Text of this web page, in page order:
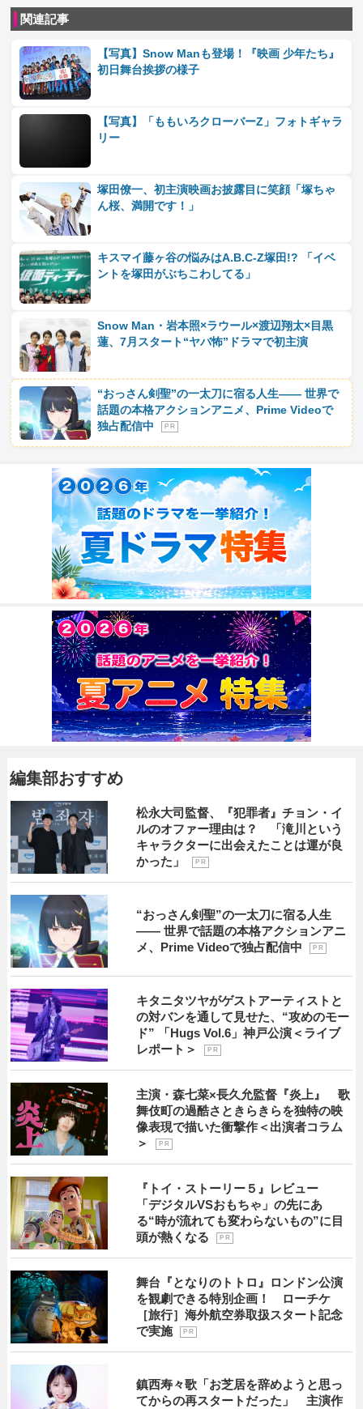
関連記事
【写真】Snow Manも登場！『映画 少年たち』
初日舞台挨拶の様子
【写真】「ももいろクローバーZ」フォトギャラ
リー
塚田僚一、初主演映画お披露目に笑顔「塚ちゃ
ん桜、満開です！」
キスマイ藤ヶ谷の悩みはA.B.C‐Z塚田!? 「イベ
ントを塚田がぶちこわしてる」
Snow Man・岩本照×ラウール×渡辺翔太×目黒
蓮、7月スタート“ヤバ怖”ドラマで初主演
“おっさん剣聖”の一太刀に宿る人生―― 世界で
話題の本格アクションアニメ、Prime Videoで
独占配信中
P R
編集部おすすめ
松永大司監督、『犯罪者』チョン・イ
ルのオファー理由は？ 「滝川という
キャラクターに出会えたことは運が良
かった」
P R
“おっさん剣聖”の一太刀に宿る人生
―― 世界で話題の本格アクションアニ
メ、Prime Videoで独占配信中
P R
キタニタツヤがゲストアーティストと
の対バンを通して見せた、“攻めのモー
ド” 「Hugs Vol.6」神戸公演＜ライブ
レポート＞
P R
主演・森七菜×長久允監督『炎上』 歌
舞伎町の過酷さときらきらを独特の映
像表現で描いた衝撃作＜出演者コラム
＞
P R
『トイ・ストーリー５』レビュー
「デジタルVSおもちゃ」の先にあ
る“時が流れても変わらないもの”に目
頭が熱くなる
P R
舞台『となりのトトロ』ロンドン公演
を観劇できる特別企画！ ローチケ
［旅行］海外航空券取扱スタート記念
で実施
P R
鎮西寿々歌「お芝居を辞めようと思っ
てからの再スタートだった」 主演作